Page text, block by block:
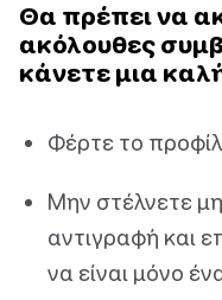
Θα πρέπει να
ακόλουθες
κάνετε μια
Φέρτε το
Μην στέλνετε
αντιγραφή και
να είναι μόνο